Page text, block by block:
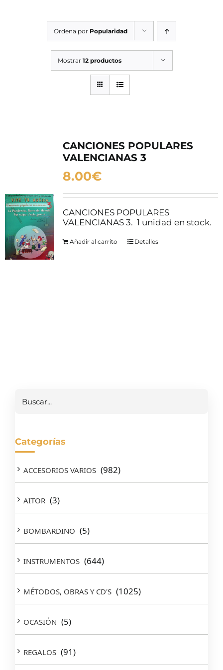
SERVICIOS TALLER
OCASIÓN
Ordena por Popularidad
Mostrar 12 productos
CANCIONES POPULARES
VALENCIANAS 3
8.00€
CANCIONES POPULARES
VALENCIANAS 3. 1 unidad en stock.
Añadir al carrito Detalles
Categorías
ACCESORIOS VARIOS (982)
AITOR (3)
BOMBARDINO (5)
INSTRUMENTOS (644)
MÉTODOS, OBRAS Y CD'S (1025)
OCASIÓN (5)
REGALOS (91)